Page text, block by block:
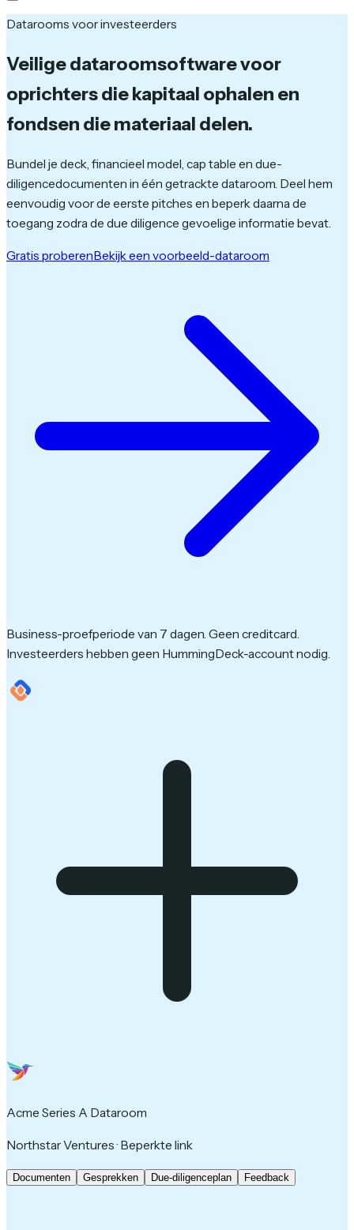
Datarooms voor investeerders
Veilige dataroomsoftwarevoor
oprichters die kapitaal ophalen en
fondsen die materiaal delen.
Bundel je deck, financieel model, cap table en due-
diligencedocumenten in één getrackte dataroom. Deel hem
eenvoudig voor de eerste pitches en beperk daarna de
toegang zodra de due diligence gevoelige informatie bevat.
Gratis proberenBekijk een voorbeeld-dataroom
Business-proefperiode van 7 dagen. Geen creditcard.
Investeerders hebben geen HummingDeck-account nodig.
Acme Series A Dataroom
Northstar Ventures · Beperkte link
Documenten Gesprekken Due-diligenceplan Feedback